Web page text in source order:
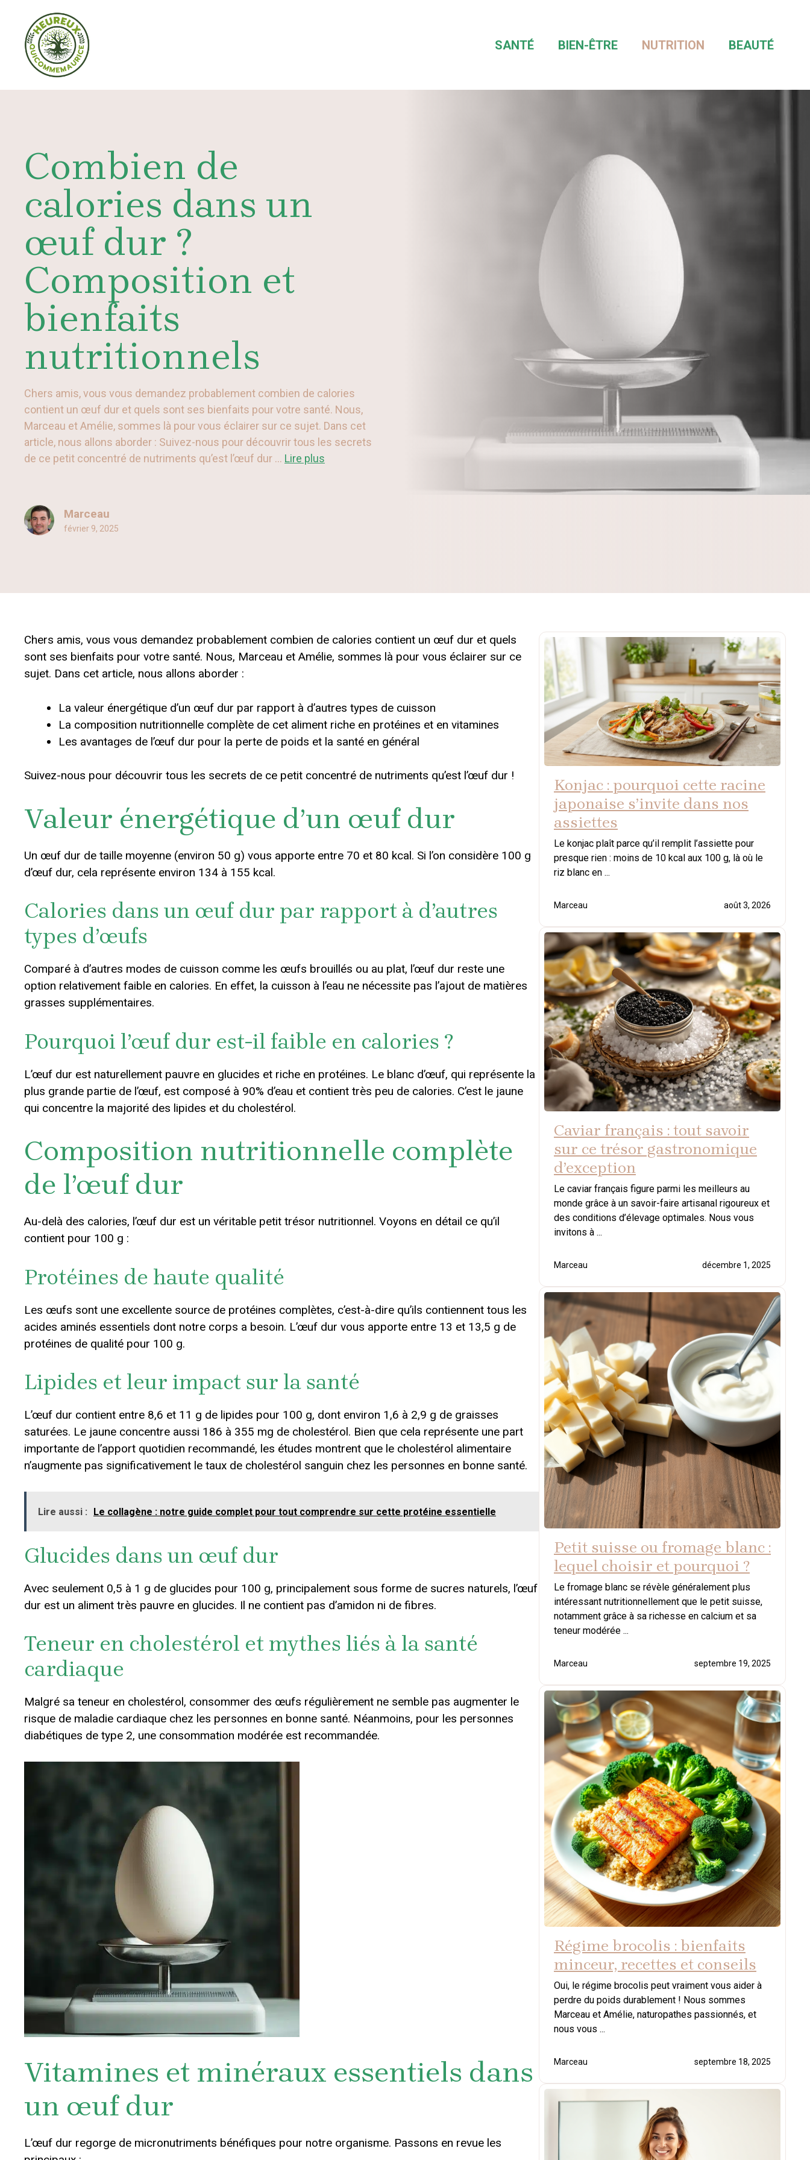
contenu
SANTÉ BIEN-ÊTRE NUTRITION BEAUTÉ
Combien de
calories dans un
œuf dur ?
Composition et
bienfaits
nutritionnels
Chers amis, vous vous demandez probablement combien de calories
contient un œuf dur et quels sont ses bienfaits pour votre santé. Nous,
Marceau et Amélie, sommes là pour vous éclairer sur ce sujet. Dans cet
article, nous allons aborder : Suivez-nous pour découvrir tous les secrets
de ce petit concentré de nutriments qu’est l’œuf dur ... Lire plus
Marceau
février 9, 2025
Chers amis, vous vous demandez probablement combien de calories contient un œuf dur et quels
sont ses bienfaits pour votre santé. Nous, Marceau et Amélie, sommes là pour vous éclairer sur ce
sujet. Dans cet article, nous allons aborder :
La valeur énergétique d’un œuf dur par rapport à d’autres types de cuisson
La composition nutritionnelle complète de cet aliment riche en protéines et en vitamines
Les avantages de l’œuf dur pour la perte de poids et la santé en général
Suivez-nous pour découvrir tous les secrets de ce petit concentré de nutriments qu’est l’œuf dur !
Valeur énergétique d’un œuf dur
Un œuf dur de taille moyenne (environ 50 g) vous apporte entre 70 et 80 kcal. Si l’on considère 100 g
d’œuf dur, cela représente environ 134 à 155 kcal.
Calories dans un œuf dur par rapport à d’autres
types d’œufs
Comparé à d’autres modes de cuisson comme les œufs brouillés ou au plat, l’œuf dur reste une
option relativement faible en calories. En effet, la cuisson à l’eau ne nécessite pas l’ajout de matières
grasses supplémentaires.
Pourquoi l’œuf dur est-il faible en calories ?
L’œuf dur est naturellement pauvre en glucides et riche en protéines. Le blanc d’œuf, qui représente la
plus grande partie de l’œuf, est composé à 90% d’eau et contient très peu de calories. C’est le jaune
qui concentre la majorité des lipides et du cholestérol.
Composition nutritionnelle complète
de l’œuf dur
Au-delà des calories, l’œuf dur est un véritable petit trésor nutritionnel. Voyons en détail ce qu’il
contient pour 100 g :
Protéines de haute qualité
Les œufs sont une excellente source de protéines complètes, c’est-à-dire qu’ils contiennent tous les
acides aminés essentiels dont notre corps a besoin. L’œuf dur vous apporte entre 13 et 13,5 g de
protéines de qualité pour 100 g.
Lipides et leur impact sur la santé
L’œuf dur contient entre 8,6 et 11 g de lipides pour 100 g, dont environ 1,6 à 2,9 g de graisses
saturées. Le jaune concentre aussi 186 à 355 mg de cholestérol. Bien que cela représente une part
importante de l’apport quotidien recommandé, les études montrent que le cholestérol alimentaire
n’augmente pas significativement le taux de cholestérol sanguin chez les personnes en bonne santé.
Lire aussi : Le collagène : notre guide complet pour tout comprendre sur cette protéine essentielle
Glucides dans un œuf dur
Avec seulement 0,5 à 1 g de glucides pour 100 g, principalement sous forme de sucres naturels, l’œuf
dur est un aliment très pauvre en glucides. Il ne contient pas d’amidon ni de fibres.
Teneur en cholestérol et mythes liés à la santé
cardiaque
Malgré sa teneur en cholestérol, consommer des œufs régulièrement ne semble pas augmenter le
risque de maladie cardiaque chez les personnes en bonne santé. Néanmoins, pour les personnes
diabétiques de type 2, une consommation modérée est recommandée.
Vitamines et minéraux essentiels dans
un œuf dur
L’œuf dur regorge de micronutriments bénéfiques pour notre organisme. Passons en revue les
Konjac : pourquoi cette racine
japonaise s’invite dans nos
assiettes
Le konjac plaît parce qu’il remplit l’assiette pour
presque rien : moins de 10 kcal aux 100 g, là où le
riz blanc en ...
Marceau août 3, 2026
Caviar français : tout savoir
sur ce trésor gastronomique
d’exception
Le caviar français figure parmi les meilleurs au
monde grâce à un savoir-faire artisanal rigoureux et
des conditions d’élevage optimales. Nous vous
invitons à ...
Marceau décembre 1, 2025
Petit suisse ou fromage blanc :
lequel choisir et pourquoi ?
Le fromage blanc se révèle généralement plus
intéressant nutritionnellement que le petit suisse,
notamment grâce à sa richesse en calcium et sa
teneur modérée ...
Marceau septembre 19, 2025
Régime brocolis : bienfaits
minceur, recettes et conseils
Oui, le régime brocolis peut vraiment vous aider à
perdre du poids durablement ! Nous sommes
Marceau et Amélie, naturopathes passionnés, et
nous vous ...
Marceau septembre 18, 2025